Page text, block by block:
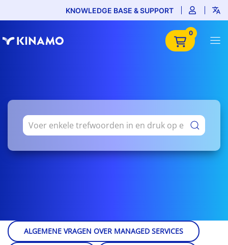
KNOWLEDGE BASE & SUPPORT
0
ALGEMENE VRAGEN OVER MANAGED SERVICES